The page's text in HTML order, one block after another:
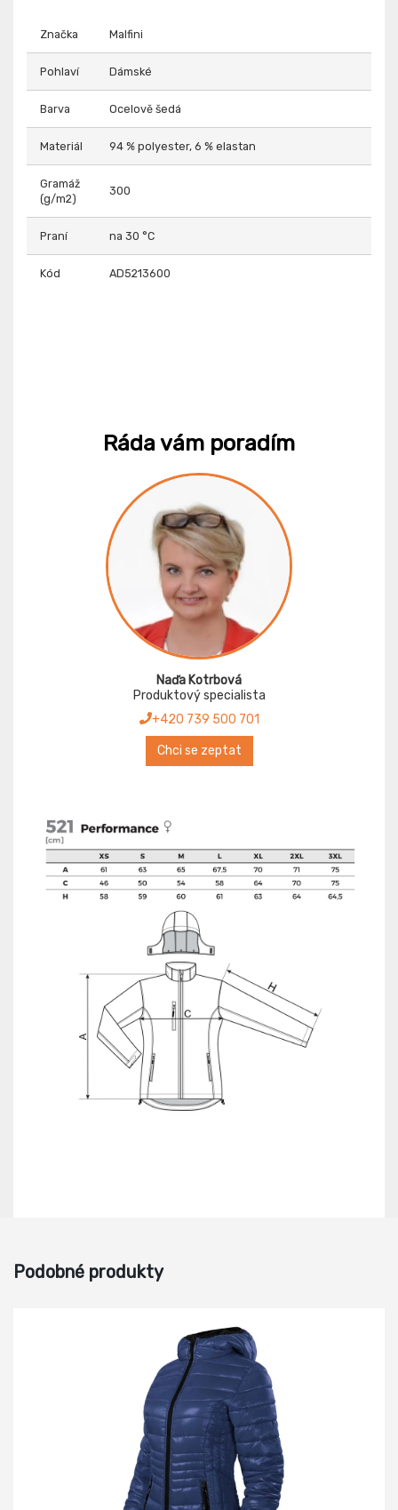
Značka Malfini
Pohlaví Dámské
Barva Ocelově šedá
Materiál 94 % polyester, 6 % elastan
Gramáž
(g/m2)
300
Praní na 30 °C
Kód AD5213600
Ráda vám poradím
Naďa Kotrbová
Produktový specialista
+420 739 500 701
Chci se zeptat
Podobné produkty